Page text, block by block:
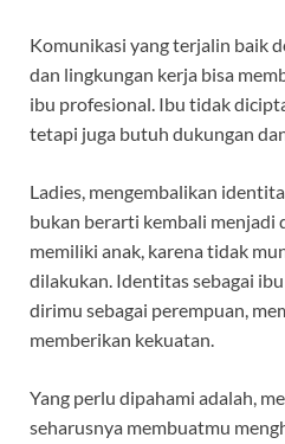
Komunikasi yang terjalin baik
dan lingkungan kerja bisa
ibu profesional. Ibu tidak
tetapi juga butuh dukungan
Ladies, mengembalikan
bukan berarti kembali menjadi
memiliki anak, karena tidak
dilakukan. Identitas sebagai
dirimu sebagai perempuan,
memberikan kekuatan.
Yang perlu dipahami adalah,
seharusnya membuatmu